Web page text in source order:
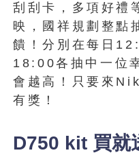
刮刮卡，多項好禮
映，國祥規劃整點
饋！分別在每日
18:00各抽中一位
會越高！只要來
有獎！
D750 kit 買就